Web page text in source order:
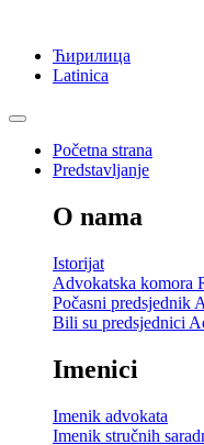
Ћирилица
Latinica
Početna strana
Predstavljanje
O nama
Istorijat
Advokatska komora
Počasni predsjednik
Bili su predsjednici
Imenici
Imenik advokata
Imenik stručnih